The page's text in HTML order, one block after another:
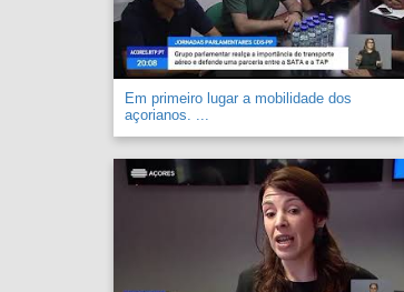
Em primeiro lugar a mobilidade dos
açorianos. ...